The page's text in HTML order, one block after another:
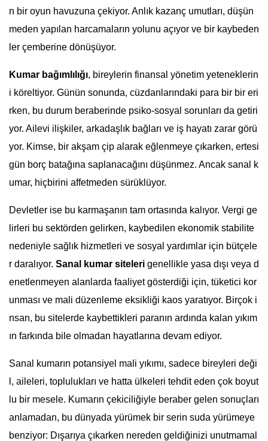
n bir oyun havuzuna çekiyor. Anlık kazanç umutları, düşün
meden yapılan harcamaların yolunu açıyor ve bir kaybeden
ler çemberine dönüşüyor.
Kumar bağımlılığı, bireylerin finansal yönetim yeteneklerin
i köreltiyor. Günün sonunda, cüzdanlarındaki para bir bir eri
rken, bu durum beraberinde psiko-sosyal sorunları da getiri
yor. Ailevi ilişkiler, arkadaşlık bağları ve iş hayatı zarar görü
yor. Kimse, bir akşam çip alarak eğlenmeye çıkarken, ertesi
gün borç batağına saplanacağını düşünmez. Ancak sanal k
umar, hiçbirini affetmeden sürüklüyor.
Devletler ise bu karmaşanın tam ortasında kalıyor. Vergi ge
lirleri bu sektörden gelirken, kaybedilen ekonomik stabilite
nedeniyle sağlık hizmetleri ve sosyal yardımlar için bütçele
r daralıyor. Sanal kumar siteleri genellikle yasa dışı veya d
enetlenmeyen alanlarda faaliyet gösterdiği için, tüketici kor
unması ve mali düzenleme eksikliği kaos yaratıyor. Birçok i
nsan, bu sitelerde kaybettikleri paranın ardında kalan yıkım
ın farkında bile olmadan hayatlarına devam ediyor.
Sanal kumarın potansiyel mali yıkımı, sadece bireyleri deği
l, aileleri, toplulukları ve hatta ülkeleri tehdit eden çok boyut
lu bir mesele. Kumarın çekiciliğiyle beraber gelen sonuçları
anlamadan, bu dünyada yürümek bir serin suda yürümeye
benziyor: Dışarıya çıkarken nereden geldiğinizi unutmamal